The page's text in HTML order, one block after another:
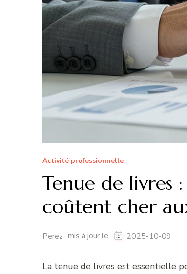
Activité professionnelle
Tenue de livres
coûtent cher
Perez mis à jour le 2025-10-09
La tenue de livres est essentielle